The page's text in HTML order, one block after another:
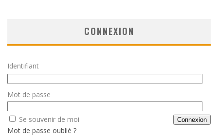
CONNEXION
Identifiant
Mot de passe
Se souvenir de moi
Mot de passe oublié ?